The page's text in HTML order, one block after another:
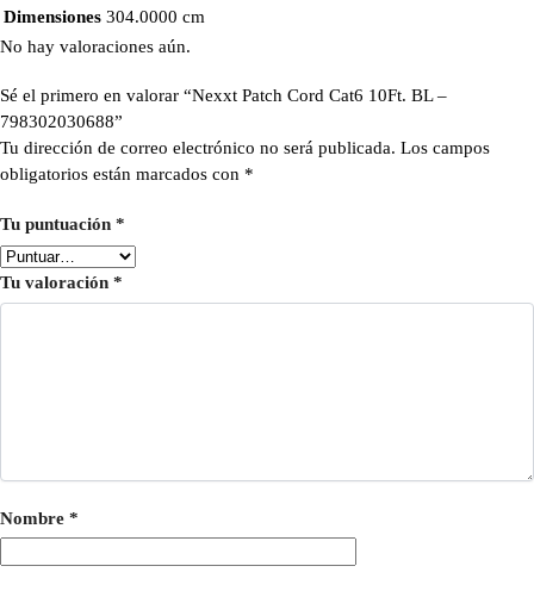
Dimensiones 304.0000 cm
No hay valoraciones aún.
Sé el primero en valorar “Nexxt Patch Cord Cat6 10Ft. BL –
798302030688”
Tu dirección de correo electrónico no será publicada. Los campos
obligatorios están marcados con *
Tu puntuación *
Tu valoración *
Nombre *